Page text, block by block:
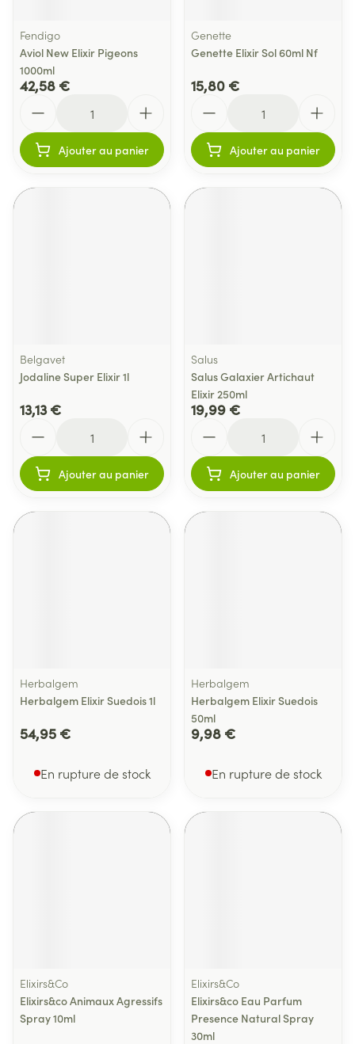
Fendigo
Aviol New Elixir Pigeons
1000ml
42,58 €
Ajouter au panier
Genette
Genette Elixir Sol 60ml Nf
15,80 €
Ajouter au panier
Belgavet
Jodaline Super Elixir 1l
13,13 €
Ajouter au panier
Salus
Salus Galaxier Artichaut
Elixir 250ml
19,99 €
Ajouter au panier
Herbalgem
Herbalgem Elixir Suedois 1l
54,95 €
En rupture de stock
Herbalgem
Herbalgem Elixir Suedois
50ml
9,98 €
En rupture de stock
Elixirs&Co
Elixirs&co Animaux Agressifs
Spray 10ml
Elixirs&Co
Elixirs&co Eau Parfum
Presence Natural Spray
30ml